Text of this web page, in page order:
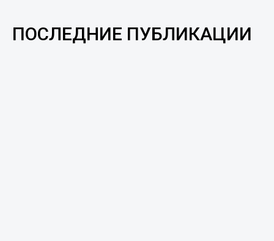
ПОСЛЕДНИЕ ПУБЛИКАЦИИ